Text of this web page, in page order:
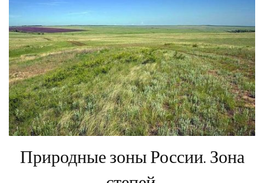
Природные зоны России. Зона